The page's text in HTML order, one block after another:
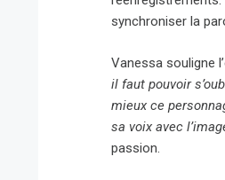
synchroniser la
Vanessa souligne
il faut pouvoir
mieux ce
sa voix avec
passion.